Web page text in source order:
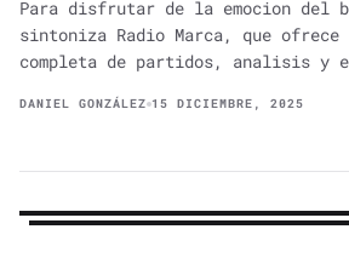
Para disfrutar de la emocion del
sintoniza Radio Marca, que ofrece
completa de partidos, analisis y
DANIEL GONZÁLEZ 15 DICIEMBRE, 2025